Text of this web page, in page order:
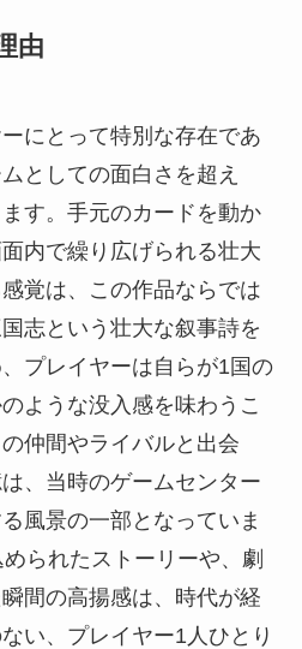
由
にとって特別な存在であ
としての面白さを超え
す。手元のカードを動か
内で繰り広げられる壮大
覚は、この作品ならでは
志という壮大な叙事詩を
プレイヤーは自らが1国の
ような没入感を味わうこ
仲間やライバルと出会
、当時のゲームセンター
風景の一部となっていま
られたストーリーや、劇
間の高揚感は、時代が経
い、プレイヤー1人ひとり